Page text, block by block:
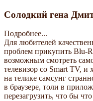
Солодкий гена
Подробнее...
Для любителей
проблем прикупить Blu-
возможным смотреть
телевизор со Smart TV, и
на телике самсунг
в браузере, толи в
перезагрузить, что бы